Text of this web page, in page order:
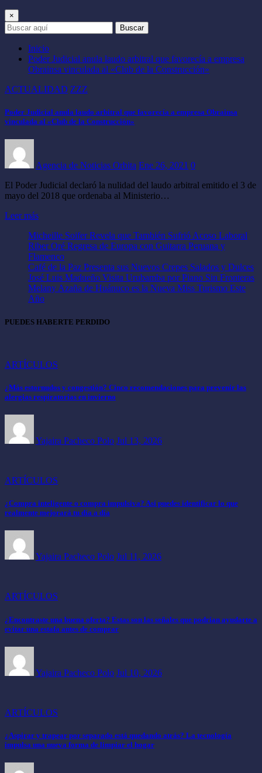
×
Buscar
Inicio
Poder Judicial anula laudo arbitral que favorecía a empresa
Obrainsa vinculada al «Club de la Construcción»
ACTUALIDAD ZZZ
Poder Judicial anula laudo arbitral que favorecía a empresa Obrainsa
vinculada al «Club de la Construcción»
Agencia de Noticias Orbita Ene 26, 2021 0
El Poder Judicial declaró la nulidad del laudo arbitral emitido el 3 de
mayo del 2018 que ordenaba al Ministerio…
Leer más
Micheille Soifer Revela que También Sufrió Acoso Laboral
Riber Oré Regresa de Europa con Guitarra Peruana y
Flamenco
Café de la Paz Presenta sus Nuevos Crepes Salados y Dulces
José Luis Madueño Visita Urubamba por Piano Sin Fronteras
Melany Azaña de Huánuco es la Nueva Miss Turismo Este
Año
PUEDES HABERTE PERDIDO
ARTÍCULOS
¿Más estornudos y congestión? Cinco recomendaciones para prevenir las
alergias respiratorias en invierno
Yajaira Pacheco Polo Jul 13, 2026
ARTÍCULOS
¿Compra inteligente o compra impulsiva? Así puedes identificar lo que
realmente mejorará tu día a día
Yajaira Pacheco Polo Jul 11, 2026
ARTÍCULOS
¿Encontraste una buena oferta? Estas son las señales que podrían ayudarte a
evitar una estafa antes de comprar
Yajaira Pacheco Polo Jul 10, 2026
ARTÍCULOS
¿Aspirar y trapear por separado está quedando atrás? La tecnología
impulsa una nueva forma de limpiar el hogar